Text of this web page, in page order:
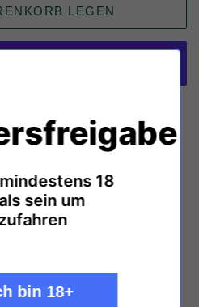
LEGEN
Gaul Pinot
Noir Asselheim Pfalz
ist derMatthias Gaul Pinot
Kellnermesser zum Korken.
ist der Ortswein ein Garant
18
sein um
bin 18+